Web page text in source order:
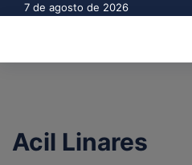
7 de agosto de 2026
Acil Linares